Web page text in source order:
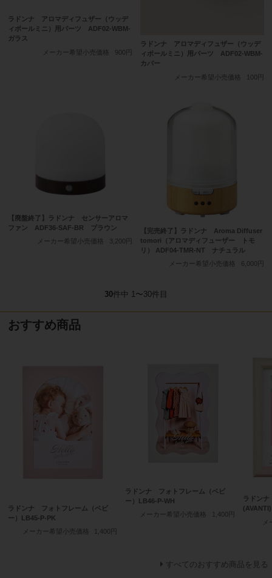
ラドンナ アロマディフュザー（ウッデ
ィボールミニ）用パーツ ADF02-WBM-
ガラス
メーカー希望小売価格
900円
ラドンナ アロマディフュザー（ウッデ
ィボールミニ）用パーツ ADF02-WBM-
カバー
メーカー希望小売価格
100円
【廃盤終了】ラドンナ センサーアロマ
ファン ADF36-SAF-BR ブラウン
メーカー希望小売価格
3,200円
【完売終了】ラドンナ Aroma Diffuser
tomori（アロマディフューザー トモ
リ） ADF04-TMR-NT ナチュラル
メーカー希望小売価格
6,000円
30件中 1〜30件目
おすすめ商品
ラドンナ フォトフレーム（ベビ
ー）LB45-P-PK
メーカー希望小売価格
1,400円
ラドンナ フォトフレーム（ベビ
ー）LB46-P-WH
メーカー希望小売価格
1,400円
ラドン
すべてのおすすめ商品を見る